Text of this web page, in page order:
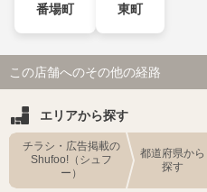
番場町 東町
この店舗へのその他の経路
エリアから探す
チラシ・広告掲載の
Shufoo!（シュフ
ー）
都道府県から
探す